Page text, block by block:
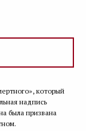
который
надпись
была призвана